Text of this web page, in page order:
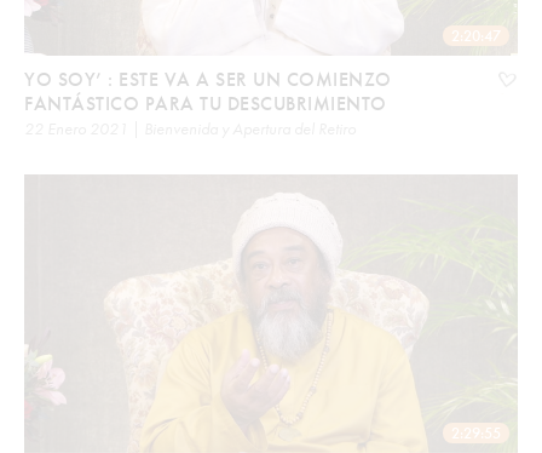
2:20:47
YO SOY’ : ESTE VA A SER UN COMIENZO
FANTÁSTICO PARA TU DESCUBRIMIENTO
2:29:55